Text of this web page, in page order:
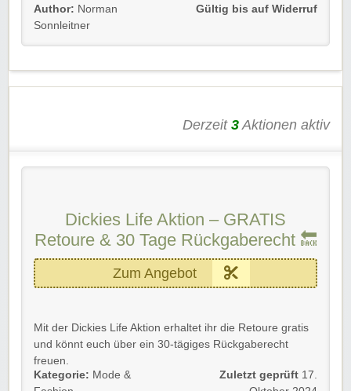
Erhaltet exklusiven Zugang zu Angeboten und30 %
Rabatt auf eure erste Bestellung ab 95 €
Einfach unserem Link folgen, anmelden und sofort
profitieren! 💸
Shoppen, Stöbern & Sparen! 💃🏻
Author: Norman
Sonnleitner
Gültig bis auf Widerruf
Derzeit 3 Aktionen aktiv
Dickies Life Aktion – GRATIS
Retoure & 30 Tage Rückgaberecht 🔙
Zum Angebot
Mit der Dickies Life Aktion erhaltet ihr die Retoure gratis
und könnt euch über ein 30-tägiges Rückgaberecht
freuen.
Kategorie: Mode &
Zuletzt geprüft 17.